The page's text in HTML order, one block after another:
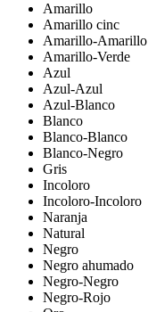
Amarillo
Amarillo cinc
Amarillo-Amarillo
Amarillo-Verde
Azul
Azul-Azul
Azul-Blanco
Blanco
Blanco-Blanco
Blanco-Negro
Gris
Incoloro
Incoloro-Incoloro
Naranja
Natural
Negro
Negro ahumado
Negro-Negro
Negro-Rojo